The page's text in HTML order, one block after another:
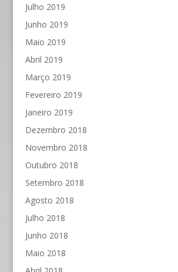
Julho 2019
Junho 2019
Maio 2019
Abril 2019
Março 2019
Fevereiro 2019
Janeiro 2019
Dezembro 2018
Novembro 2018
Outubro 2018
Setembro 2018
Agosto 2018
Julho 2018
Junho 2018
Maio 2018